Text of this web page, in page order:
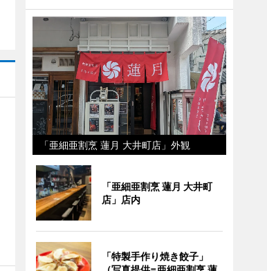
「亜細亜割烹 蓮月 大井町店」外観
「亜細亜割烹 蓮月 大井町
店」店内
「特製手作り焼き餃子」